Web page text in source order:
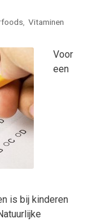
Vitaminen
Voor
een
is bij kinderen